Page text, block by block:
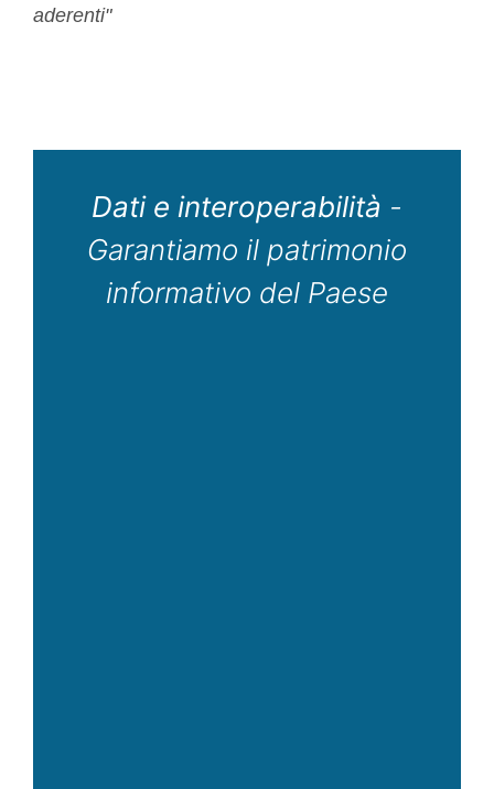
aderenti"
Dati e interoperabilità -
Garantiamo il patrimonio
informativo del Paese